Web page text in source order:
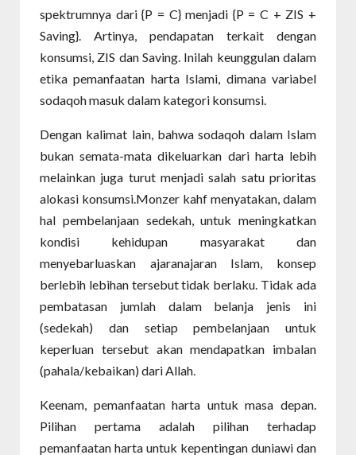
spektrumnya dari {P = C} menjadi {P = C + ZIS +
Saving}. Artinya, pendapatan terkait dengan
konsumsi, ZIS dan Saving. Inilah keunggulan dalam
etika pemanfaatan harta Islami, dimana variabel
sodaqoh masuk dalam kategori konsumsi.
Dengan kalimat lain, bahwa sodaqoh dalam Islam
bukan semata-mata dikeluarkan dari harta lebih
melainkan juga turut menjadi salah satu prioritas
alokasi konsumsi.Monzer kahf menyatakan, dalam
hal pembelanjaan sedekah, untuk meningkatkan
kondisi kehidupan masyarakat dan
menyebarluaskan ajaranajaran Islam, konsep
berlebih lebihan tersebut tidak berlaku. Tidak ada
pembatasan jumlah dalam belanja jenis ini
(sedekah) dan setiap pembelanjaan untuk
keperluan tersebut akan mendapatkan imbalan
(pahala/kebaikan) dari Allah.
Keenam, pemanfaatan harta untuk masa depan.
Pilihan pertama adalah pilihan terhadap
pemanfaatan harta untuk kepentingan duniawi dan